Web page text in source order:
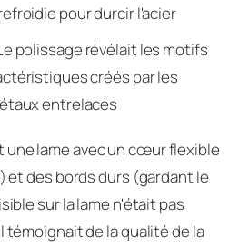
pour durcir l'acier
polissage révélait les motifs
créés par les
entrelacés
une lame avec un cœur flexible
et des bords durs (gardant le
sur la lame n'était pas
de la qualité de la